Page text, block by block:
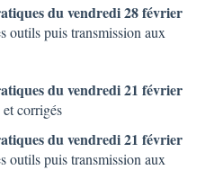
du vendredi 28 février
outils puis transmission aux
du vendredi 21 février
corrigés
du vendredi 21 février
outils puis transmission aux